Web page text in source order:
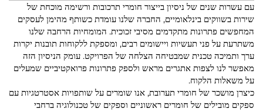
עם עשרות שנים של ניסיון בייצור חומרי תרכובות ורשימה מוכחת של
שירות בשווקים בינלאומיים, החברה שלנו עומדת כשותף מהימן לעסקים
המחפשים פתרונות מתקדמים מסיבי זכוכית. המומחיות הרחבה שלנו
משתרעת על פני תעשיות ויישומים רבים, ומספקת ללקוחות תובנות יקרות
ערך ותמיכה טכנית שמבטיחה הצלחה של הפרויקט. עומק הניסיון הזה
מאפשר לנו לצפות אתגרים מראש ולספק פתרונות פרואקטיביים שמעלים
על משאלות הלקוח.
כיצרן מושכר של חומרי תערובת, אנו שומרים על שותפויות אסטרטגיות עם
ספקים מובילים של חומרים ראשוניים וספקים של טכנולוגיה ברחבי